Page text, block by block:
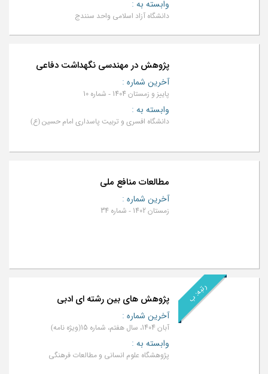
وابسته به :
دانشگاه آزاد اسلامی واحد سنندج
پژوهش‌ در مهندسی نگهداشت دفاعی
آخرین شماره :
پاییز و زمستان 1404 - شماره 10
وابسته به :
دانشگاه افسری و تربیت پاسداری امام حسین (ع)
مطالعات منافع ملی
آخرین شماره :
زمستان 1402 - شماره 34
رتبه: ب پژوهش ‌های بین‌ رشته‌ ای ادبی
آخرین شماره :
آبان 1404، سال هفتم، شماره 15(ویژه نامه)
وابسته به :
پژوهشگاه علوم انسانی و مطالعات فرهنگی